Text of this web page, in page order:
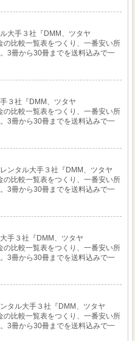
大手３社『DMM、ツタヤ
の比較一覧表をつくり、一番安い所
3冊から30冊までを送料込みで一
３社『DMM、ツタヤ
の比較一覧表をつくり、一番安い所
3冊から30冊までを送料込みで一
ンタル大手３社『DMM、ツタヤ
の比較一覧表をつくり、一番安い所
3冊から30冊までを送料込みで一
手３社『DMM、ツタヤ
の比較一覧表をつくり、一番安い所
3冊から30冊までを送料込みで一
タル大手３社『DMM、ツタヤ
の比較一覧表をつくり、一番安い所
3冊から30冊までを送料込みで一